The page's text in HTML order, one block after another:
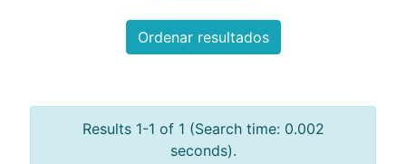
Ordenar resultados
Results 1-1 of 1 (Search time: 0.002
seconds).